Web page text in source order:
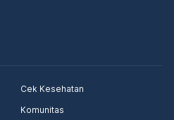
Cek Kesehatan
Komunitas